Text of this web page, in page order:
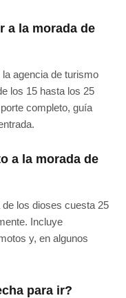
a la morada de
agencia de turismo
los 15 hasta los 25
completo, guía
a la morada de
los dioses cuesta 25
Incluye
y, en algunos
para ir?